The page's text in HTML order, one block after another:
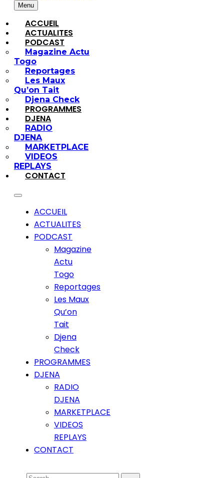
Menu
ACCUEIL
ACTUALITES
PODCAST
Magazine Actu
Togo
Reportages
Les Maux
Qu’on Tait
Djena Check
PROGRAMMES
DJENA
RADIO
DJENA
MARKETPLACE
VIDEOS
REPLAYS
CONTACT
ACCUEIL
ACTUALITES
PODCAST
Magazine
Actu
Togo
Reportages
Les Maux
Qu’on
Tait
Djena
Check
PROGRAMMES
DJENA
RADIO
DJENA
MARKETPLACE
VIDEOS
REPLAYS
CONTACT